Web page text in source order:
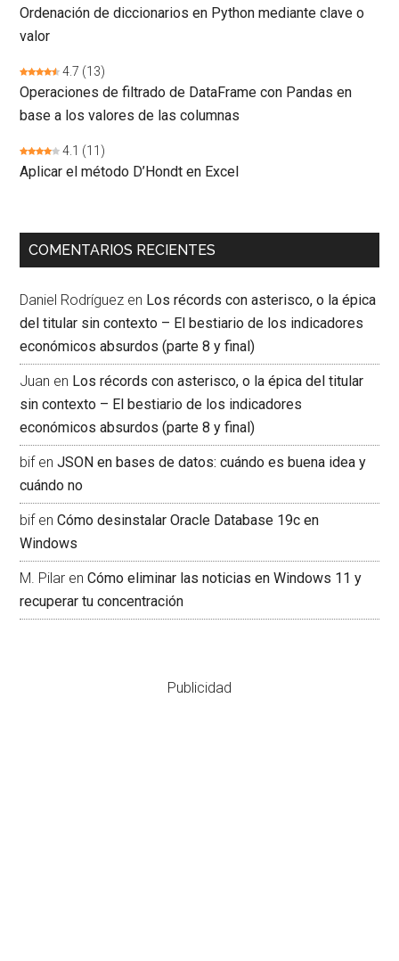
Ordenación de diccionarios en Python mediante clave o
valor
4.7 (13)
Operaciones de filtrado de DataFrame con Pandas en
base a los valores de las columnas
4.1 (11)
Aplicar el método D’Hondt en Excel
COMENTARIOS RECIENTES
Daniel Rodríguez en Los récords con asterisco, o la épica
del titular sin contexto – El bestiario de los indicadores
económicos absurdos (parte 8 y final)
Juan en Los récords con asterisco, o la épica del titular
sin contexto – El bestiario de los indicadores
económicos absurdos (parte 8 y final)
bifenJSON en bases de datos: cuándo es buena idea y
cuándo no
bifenCómo desinstalar Oracle Database 19c en
Windows
M. Pilar enCómo eliminar las noticias en Windows 11 y
recuperar tu concentración
Publicidad